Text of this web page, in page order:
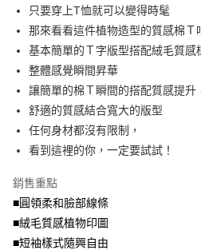
法說明評估內容。
【繳款方式說明】
1.分期款項不併入電信帳單，「大哥付你
醒簡訊。
2.透過簡訊連結打開帳單後，可選擇「超商
帳／街口支付／iPASS MONEY」等通路繳
【注意事項】
1.本服務係由「台灣大哥大股份有限公司」
用戶於交易時，得透過本服務購買商品或
資料（包含姓名、電話或地址）提供予台
由本公司與您本人進行分期帳單所需資料
3.完整用戶服務條款，請詳閱以下連結：
２．便利：只要手機號碼，簡訊認證，即可
３．安心：先確認商品／服務後，再付款。
【「AFTEE先享後付」結帳流程】
１．於結帳方式選擇「AFTEE先享後付」
２．訂單成立數日內，您將收到繳費通知簡
３．收到繳費通知簡訊後14天內，點擊此
ATM／網路銀行／等多元方式進行付款，
※ 請注意：結帳手續完成當下不需立刻繳
購買商品的店家。未經商家同意取消之訂
※ 交易是否成功請以「AFTEE先享後付 」
是否繳費成功／繳費後需取消欲退款等相
客戶支援中心」https://
【注意事項】
全家取貨付款
每筆NT$70，滿NT$699(含以上)免運
付款後全家取貨
7-11取貨付款
每筆NT$70，滿NT$799(含以上)免運費
付款後7-11取貨
每筆NT$70，滿NT$699(含以上)免運費
宅配
只要穿上T恤就可以變得時髦
那來看看這件植物造型的質感棉Ｔ
基本簡單的Ｔ字版型搭配絨毛質感
整體感覺瞬間昇華
讓簡單的棉Ｔ瞬間的搭配質感提升
舒適的質感結合寬大的版型
任何身材都沒有限制，
看到這裡的你，一定要試試！
銷售重點
■圓領柔和臉部線條
■絨毛質感植物印圖
■短袖樣式隨興自由